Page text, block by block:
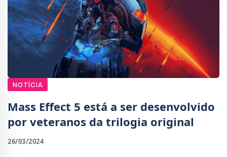
NOTÍCIA
Mass Effect 5 está a ser desenvolvido
por veteranos da trilogia original
26/03/2024